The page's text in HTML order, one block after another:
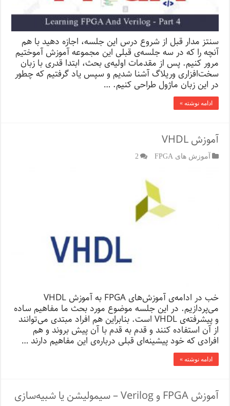
سنتز مدار قبل از شروع درس این جلسه، اجازه دهید با هم
آنچه را که در سه جلسه‌ی قبلی این مجموعه آموزش آموختیم
مرور کنیم. پس از مقدمات اولیه‌ی بحث، ابتدا قدری با زبان
سخت‌افزاری وریلاگ آشنا شدیم و سپس یاد گرفتیم که چطور
در این زبان ماژول طراحی کنیم. …
ادامه نوشته »
آموزش VHDL
آموزش های FPGA 2
خب در ادامه‌ی آموزش‌های FPGA به آموزش VHDL
می‌پردازیم. در این جلسه موضوع مورد بحث ما مفاهیم ساده
و پیشرفته‌ی VHDL است. بنابراین هم افراد مبتدی می‌توانند
از آن استفاده کنند و قدم به قدم با آن پیش بروند و هم
افرادی که خود پیشینه‌ای قبلی درباره‌ی این مفاهیم دارند …
ادامه نوشته »
آموزش FPGA و Verilog – سیمولیشن یا شبیه‌سازی